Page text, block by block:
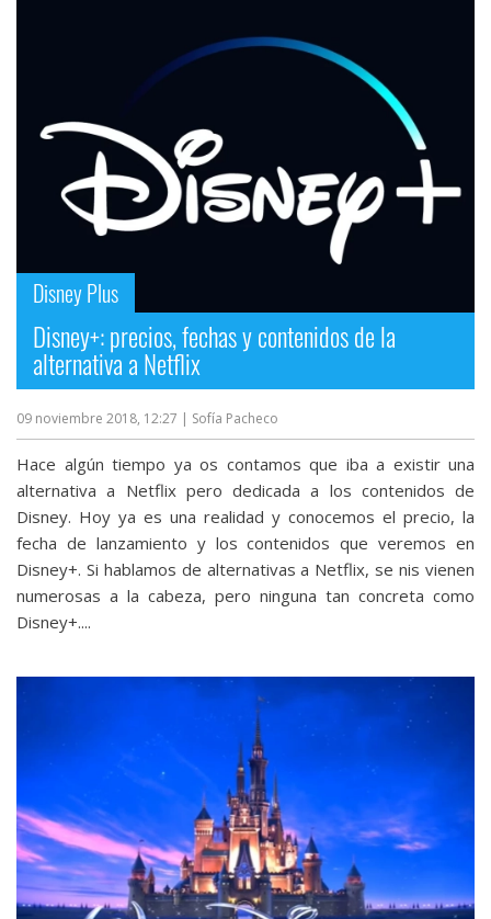
Disney Plus
Disney+: precios, fechas y contenidos de la
alternativa a Netflix
09 noviembre 2018, 12:27 | Sofía Pacheco
Hace algún tiempo ya os contamos que iba a existir una
alternativa a Netflix pero dedicada a los contenidos de
Disney. Hoy ya es una realidad y conocemos el precio, la
fecha de lanzamiento y los contenidos que veremos en
Disney+. Si hablamos de alternativas a Netflix, se nis vienen
numerosas a la cabeza, pero ninguna tan concreta como
Disney+....